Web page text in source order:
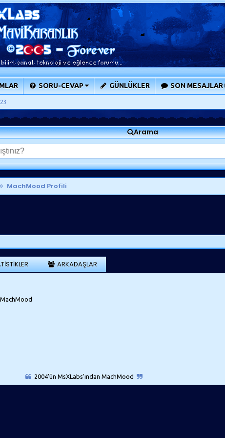
SORU-CEVAP GÜNLÜKLER SON MESAJLAR
Arama
MachMood Profili
ARKADAŞLAR
2004'ün MsXLabs'ından MachMood